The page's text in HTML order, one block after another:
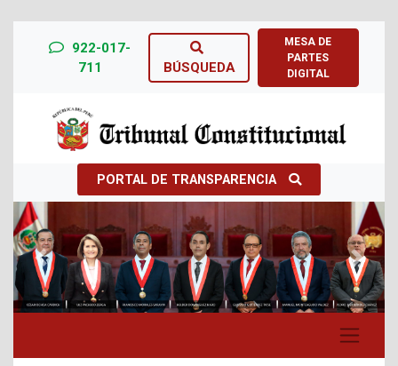
922-017-
711
BÚSQUEDA
MESA DE
PARTES
DIGITAL
PORTAL DE TRANSPARENCIA
Previous Next